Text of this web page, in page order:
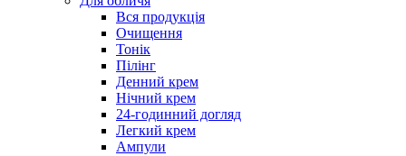
Вся продукція
Очищення
Тонік
Пілінг
Денний крем
Нічний крем
24-годинний догляд
Легкий крем
Ампули